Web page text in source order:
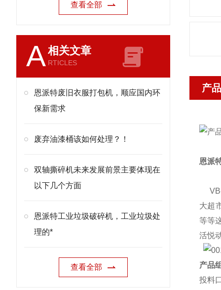
查看全部
A相关文章
RTICLES
恩派特废旧衣服打包机，顺应国内环
保新需求
废弃油漆桶该如何处理？！
双轴撕碎机未来发展前景主要体现在
以下几个方面
恩派特工业垃圾破碎机，工业垃圾处
理的*
查看全部
产
恩派
VB-
大超
等等
活悦
产品
投料